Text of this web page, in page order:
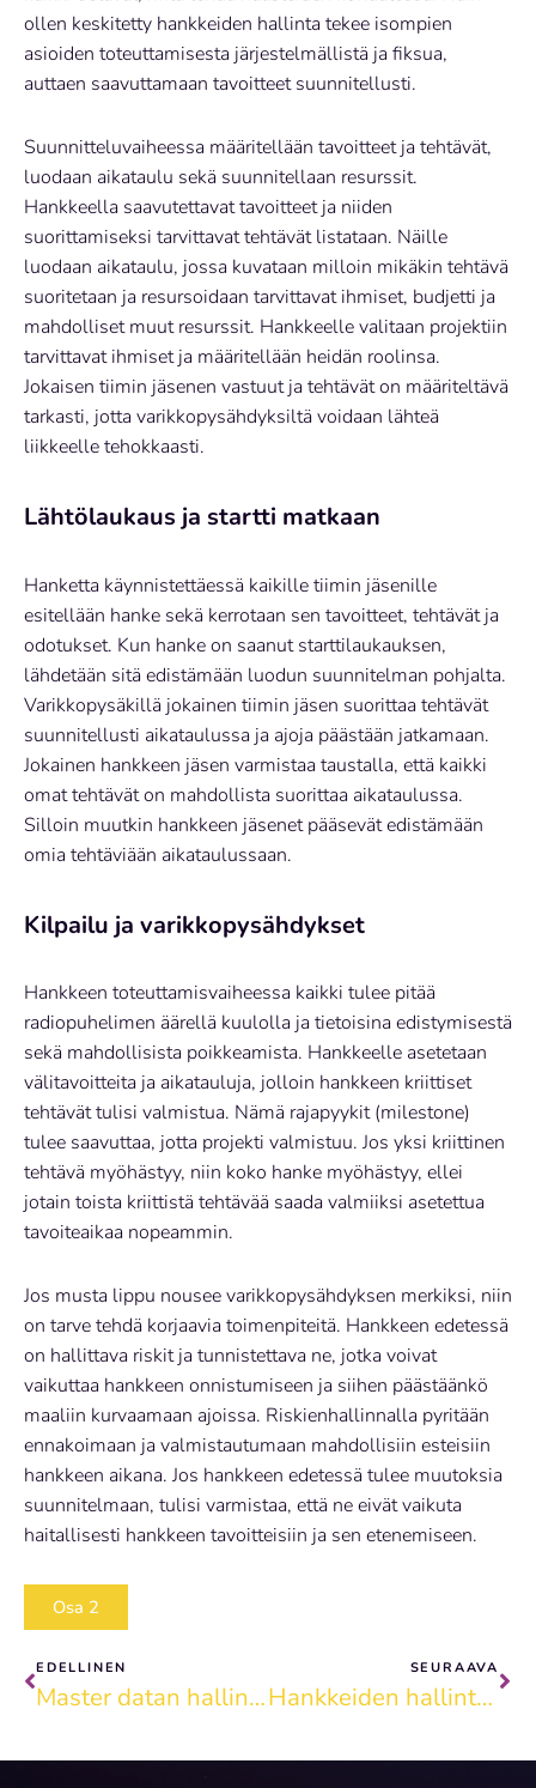
ollen keskitetty hankkeiden hallinta tekee isompien
asioiden toteuttamisesta järjestelmällistä ja fiksua,
auttaen saavuttamaan tavoitteet suunnitellusti.
Suunnitteluvaiheessa määritellään tavoitteet ja tehtävät,
luodaan aikataulu sekä suunnitellaan resurssit.
Hankkeella saavutettavat tavoitteet ja niiden
suorittamiseksi tarvittavat tehtävät listataan. Näille
luodaan aikataulu, jossa kuvataan milloin mikäkin tehtävä
suoritetaan ja resursoidaan tarvittavat ihmiset, budjetti ja
mahdolliset muut resurssit. Hankkeelle valitaan projektiin
tarvittavat ihmiset ja määritellään heidän roolinsa.
Jokaisen tiimin jäsenen vastuut ja tehtävät on määriteltävä
tarkasti, jotta varikkopysähdyksiltä voidaan lähteä
liikkeelle tehokkaasti.
Lähtölaukaus ja startti matkaan
Hanketta käynnistettäessä kaikille tiimin jäsenille
esitellään hanke sekä kerrotaan sen tavoitteet, tehtävät ja
odotukset. Kun hanke on saanut starttilaukauksen,
lähdetään sitä edistämään luodun suunnitelman pohjalta.
Varikkopysäkillä jokainen tiimin jäsen suorittaa tehtävät
suunnitellusti aikataulussa ja ajoja päästään jatkamaan.
Jokainen hankkeen jäsen varmistaa taustalla, että kaikki
omat tehtävät on mahdollista suorittaa aikataulussa.
Silloin muutkin hankkeen jäsenet pääsevät edistämään
omia tehtäviään aikataulussaan.
Kilpailu ja varikkopysähdykset
Hankkeen toteuttamisvaiheessa kaikki tulee pitää
radiopuhelimen äärellä kuulolla ja tietoisina edistymisestä
sekä mahdollisista poikkeamista. Hankkeelle asetetaan
välitavoitteita ja aikatauluja, jolloin hankkeen kriittiset
tehtävät tulisi valmistua. Nämä rajapyykit (milestone)
tulee saavuttaa, jotta projekti valmistuu. Jos yksi kriittinen
tehtävä myöhästyy, niin koko hanke myöhästyy, ellei
jotain toista kriittistä tehtävää saada valmiiksi asetettua
tavoiteaikaa nopeammin.
Jos musta lippu nousee varikkopysähdyksen merkiksi, niin
on tarve tehdä korjaavia toimenpiteitä. Hankkeen edetessä
on hallittava riskit ja tunnistettava ne, jotka voivat
vaikuttaa hankkeen onnistumiseen ja siihen päästäänkö
maaliin kurvaamaan ajoissa. Riskienhallinnalla pyritään
ennakoimaan ja valmistautumaan mahdollisiin esteisiin
hankkeen aikana. Jos hankkeen edetessä tulee muutoksia
suunnitelmaan, tulisi varmistaa, että ne eivät vaikuta
haitallisesti hankkeen tavoitteisiin ja sen etenemiseen.
Osa 2
Prev
EDELLINEN
Master datan hallintajärjestelmä Power Platformilla – mistä liikkeelle? (1/2)
SEURAAVA
Hankkeiden hallinta: formuloiden aika-ajot vai navigointia tuntemattomilla teillä? (2/2)